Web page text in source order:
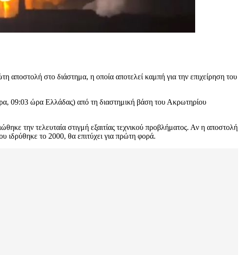
στο διάστημα, η οποία αποτελεί καμπή για την επιχείρηση του
09:03 ώρα Ελλάδας) από τη διαστημική βάση του Ακρωτηρίου
την τελευταία στιγμή εξαιτίας τεχνικού προβλήματος. Αν η αποστολή
ιδρύθηκε το 2000, θα επιτύχει για πρώτη φορά.